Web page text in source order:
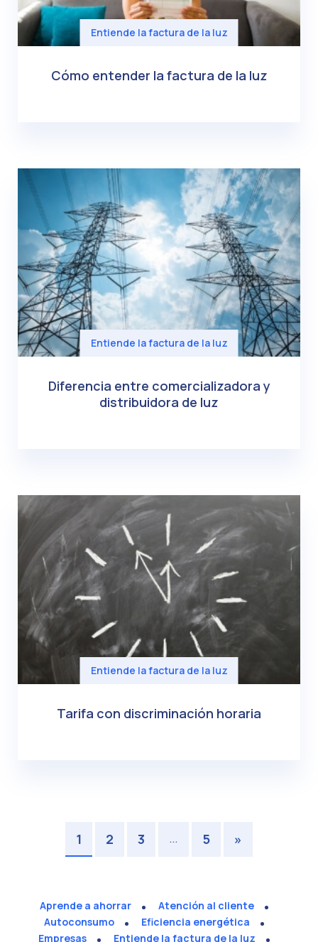
Entiende la factura de la luz
Cómo entender la factura de la luz
Entiende la factura de la luz
Diferencia entre comercializadora y
distribuidora de luz
Entiende la factura de la luz
Tarifa con discriminación horaria
1 2 3 … 5 »
Aprende a ahorrar
Atención al cliente
Autoconsumo
Eficiencia energética
Empresas
Entiende la factura de la luz